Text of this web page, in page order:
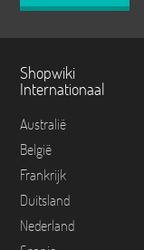
Shopwiki
Internationaal
Australië
België
Frankrijk
Duitsland
Nederland